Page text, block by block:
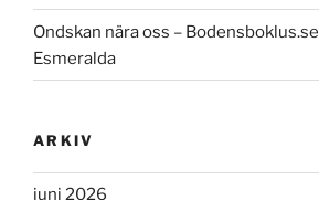
Ondskan nära oss – Bodensboklus.se
Esmeralda
ARKIV
juni 2026